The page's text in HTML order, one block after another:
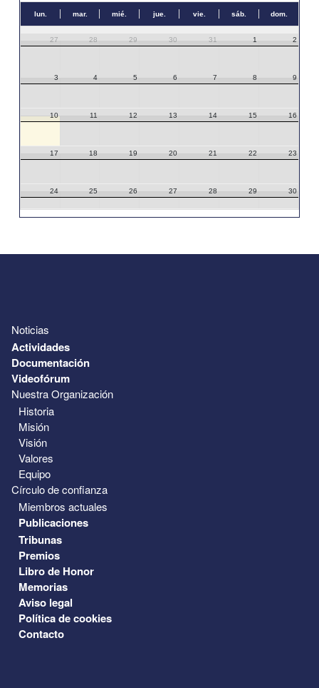
lun. mar. mié. jue. vie. sáb. dom.
27 28 29 30 31 1 2
3 4 5 6 7 8 9
10 11 12 13 14 15 16
17 18 19 20 21 22 23
24 25 26 27 28 29 30
Noticias
Actividades
Documentación
Videofórum
Nuestra Organización
Historia
Misión
Visión
Valores
Equipo
Círculo de confianza
Miembros actuales
Publicaciones
Tribunas
Premios
Libro de Honor
Memorias
Aviso legal
Política de cookies
Contacto